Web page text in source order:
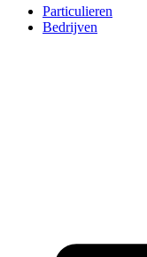
Particulieren
Bedrijven